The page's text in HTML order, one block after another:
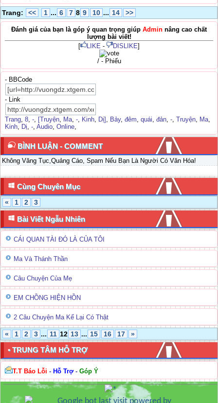
Trang: << 1 ... 6 7 8 9 10 ... 14 >>
Đánh giá của bạn là góp ý quan trọng giúp Admin nâng cao chất
lượng bài viết!
[
LIKE - DISLIKE]
/ - Phiếu
- BBCode
- Link
Trang, 8, -, [Truyện, Ma, -, Kinh, Dị] , Bảy, đêm, quái, đản, -, Truyện, Ma,
Kinh, Dị, -, Audio, Online,
BÌNH LUẬN - COMMENT
Không Văng Tục,Quảng Cáo, Spam Nếu Bạn Là Người Có Văn Hóa!
Cùng Chuyên Mục
« 1 2 3
Bài Viết Ngẫu Nhiên
CÁI QUAN TÀI ĐÓ LÀ CỦA TÔI
Ma Và Thánh Thần
Câu Chuyện Của Mẹ
EM CHỒNG HIỆN HỒN
2 Câu Chuyện Ma Kể Lại Có Thật
« 1 2 3 ... 11 12 13 ... 15 16 17 »
• TRUNG TÂM HỖ TRỢ
T.T Báo Lỗi - Hỗ Trợ- Góp Ý